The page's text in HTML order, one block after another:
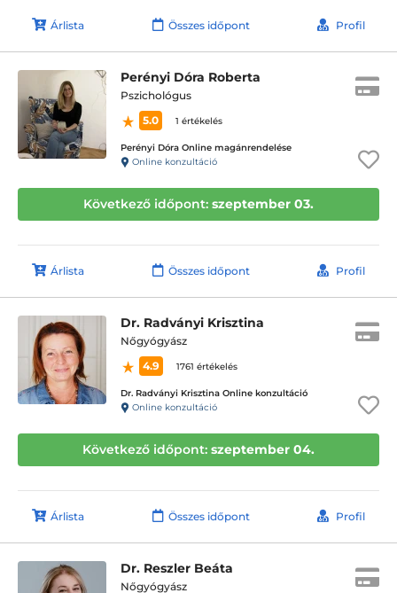
Árlista Összes időpont Profil
Perényi Dóra Roberta
Pszichológus
5.0
1 értékelés
Perényi Dóra Online magánrendelése
Online konzultáció
Következő időpont: szeptember 03.
Árlista Összes időpont Profil
Dr. Radványi Krisztina
Nőgyógyász
4.9
1761 értékelés
Dr. Radványi Krisztina Online konzultáció
Online konzultáció
Következő időpont: szeptember 04.
Árlista Összes időpont Profil
Dr. Reszler Beáta
Nőgyógyász